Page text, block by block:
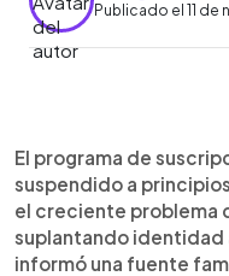
Publicado el 11
Escuchar
El programa de
suspendido a
el creciente problema
suplantando identidad
informó una fuente